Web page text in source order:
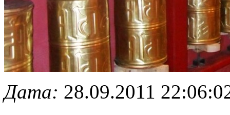
Дата: 28.09.2011